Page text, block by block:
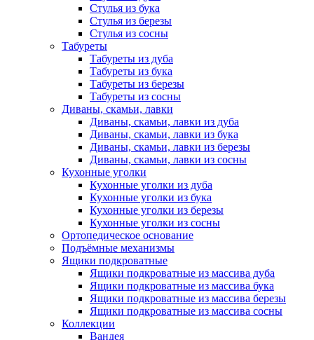
Стулья из бука
Стулья из березы
Стулья из сосны
Табуреты
Табуреты из дуба
Табуреты из бука
Табуреты из березы
Табуреты из сосны
Диваны, скамьи, лавки
Диваны, скамьи, лавки из дуба
Диваны, скамьи, лавки из бука
Диваны, скамьи, лавки из березы
Диваны, скамьи, лавки из сосны
Кухонные уголки
Кухонные уголки из дуба
Кухонные уголки из бука
Кухонные уголки из березы
Кухонные уголки из сосны
Ортопедическое основание
Подъёмные механизмы
Ящики подкроватные
Ящики подкроватные из массива дуба
Ящики подкроватные из массива бука
Ящики подкроватные из массива березы
Ящики подкроватные из массива сосны
Коллекции
Вандея